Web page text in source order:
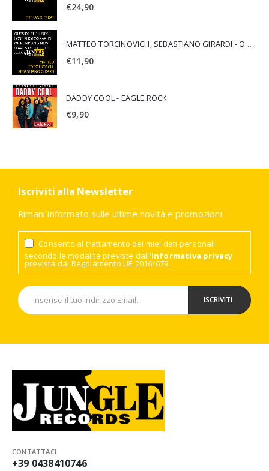
€24,90
MATTEO TORCINOVICH, SEBASTIANO GIRARDI - OUTSIDE THE LINES: LOST PHOTOGRAPHS OF PUNK AND NEW WAVE'S MOST ICONIC ALBUMS
€11,90
DADDY COOL - EAGLE ROCK
€9,90
Iscriviti alla Newsletter
Rimani informato sulle ultime novità e promozioni.
Consento al trattamento dei miei dati personali
secondo le modalità previste dall'Informativa privacy
prevista dal Regolamento UE 2016/679.
CONTATTACI:
+39 0438410746